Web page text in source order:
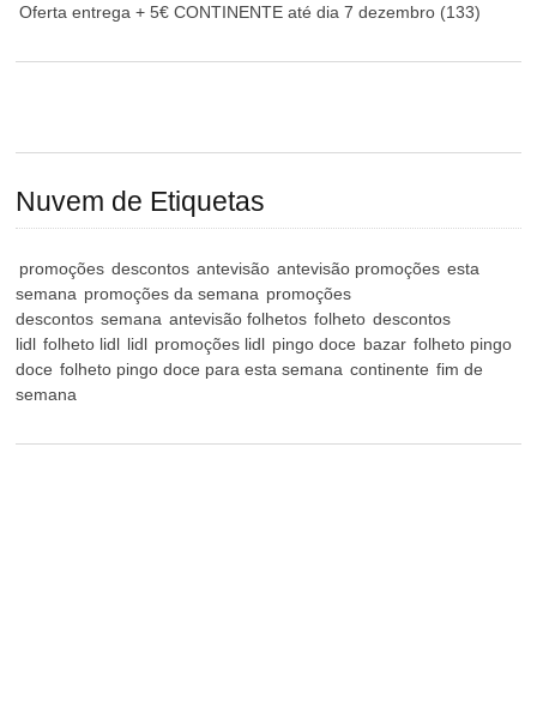
Oferta entrega + 5€ CONTINENTE até dia 7 dezembro (133)
Nuvem de Etiquetas
promoções descontos antevisão antevisão promoções esta
semana promoções da semana promoções
descontos semana antevisão folhetos folheto descontos
lidl folheto lidl lidl promoções lidl pingo doce bazar folheto pingo
doce folheto pingo doce para esta semana continente fim de
semana